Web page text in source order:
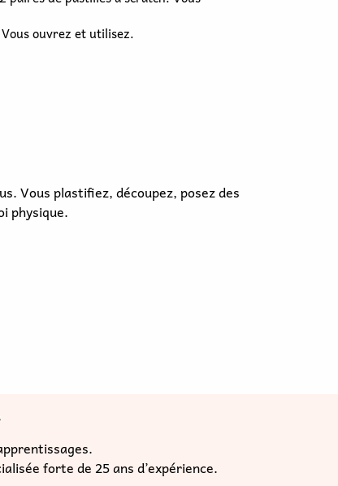
forte de 25 ans d’expérience.